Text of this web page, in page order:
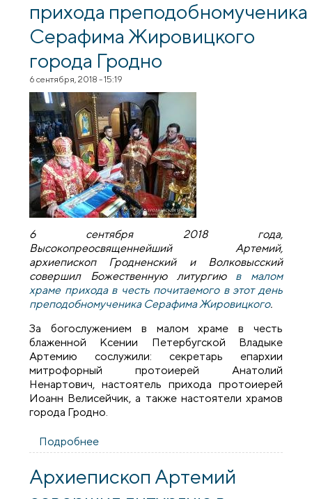
прихода преподобномученика
Серафима Жировицкого
города Гродно
6 сентября, 2018 - 15:19
6 сентября 2018 года,
Высокопреосвященнейший Артемий,
архиепископ Гродненский и Волковысский
совершил Божественную литургию в малом
храме прихода в честь почитаемого в этот день
преподобномученика Серафима Жировицкого.
За богослужением в малом храме в честь
блаженной Ксении Петербугской Владыке
Артемию сослужили: секретарь епархии
митрофорный протоиерей Анатолий
Ненартович, настоятель прихода протоиерей
Иоанн Велисейчик, а также настоятели храмов
города Гродно.
Подробнее
литургию в малом храме
прихода преподобномученика
Серафима Жировицкого города Гродно
Архиепископ Артемий